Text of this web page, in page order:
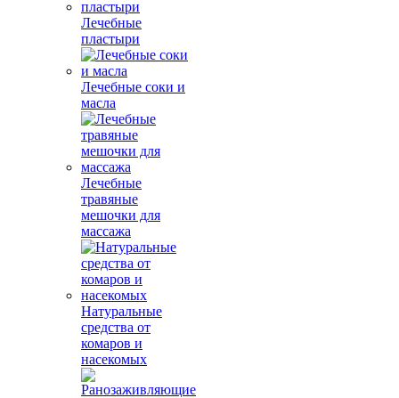
Лечебные
пластыри
Лечебные соки и
масла
Лечебные
травяные
мешочки для
массажа
Натуральные
средства от
комаров и
насекомых